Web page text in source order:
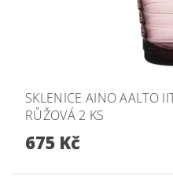
SKLENICE AINO AALTO
RŮŽOVÁ 2 KS
675 Kč